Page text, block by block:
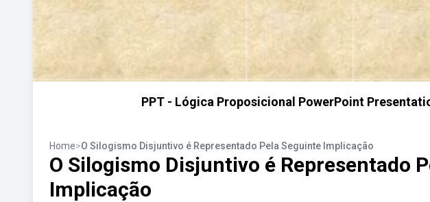
PPT - Lógica Proposicional PowerPoint
Home>O Silogismo Disjuntivo é Representado Pela Seguinte Implicação
O Silogismo Disjuntivo é Representado
Implicação